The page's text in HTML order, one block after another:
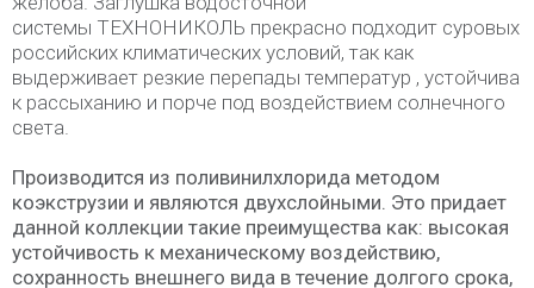
системы ТЕХНОНИКОЛЬ прекрасно подходит суровых
российских климатических условий, так как
выдерживает резкие перепады температур , устойчива
к рассыханию и порче под воздействием солнечного
света.
Производится из поливинилхлорида методом
коэкструзии и являются двухслойными. Это придает
данной коллекции такие преимущества как: высокая
устойчивость к механическому воздействию,
сохранность внешнего вида в течение долгого срока,